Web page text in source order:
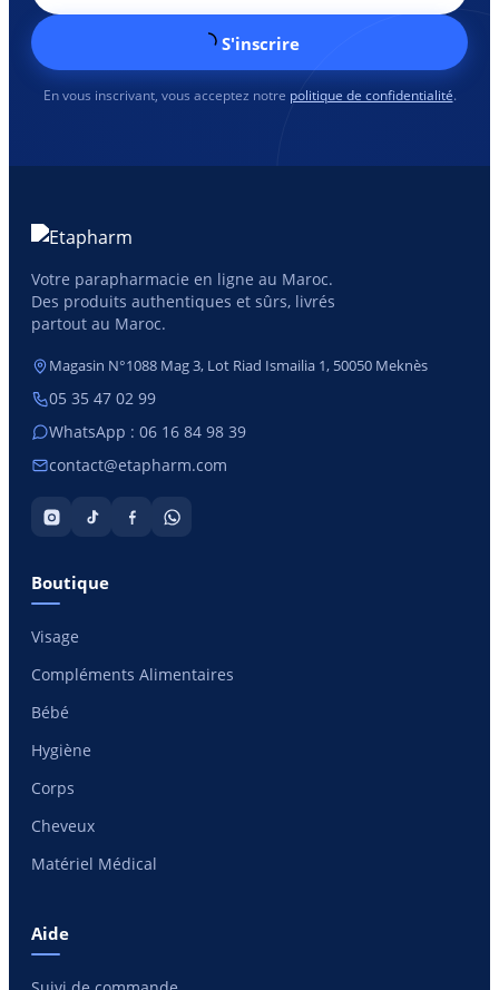
S'inscrire
En vous inscrivant, vous acceptez notre politique de confidentialité.
Votre parapharmacie en ligne au Maroc.
Des produits authentiques et sûrs, livrés
partout au Maroc.
Magasin N°1088 Mag 3, Lot Riad Ismailia 1, 50050 Meknès
05 35 47 02 99
WhatsApp : 06 16 84 98 39
contact@etapharm.com
Boutique
Visage
Compléments Alimentaires
Bébé
Hygiène
Corps
Cheveux
Matériel Médical
Aide